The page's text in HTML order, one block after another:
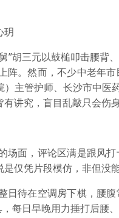
玥
三元以鼓槌叩击腰背
阵。然而，不少中老年
主管护师、长沙市中医
讲究，盲目乱敲只会伤身
面，评论区满是跟风打
仅凭片段模仿，非但没
待在空调房下棋，腰腹
每日早晚用力捶打后腰